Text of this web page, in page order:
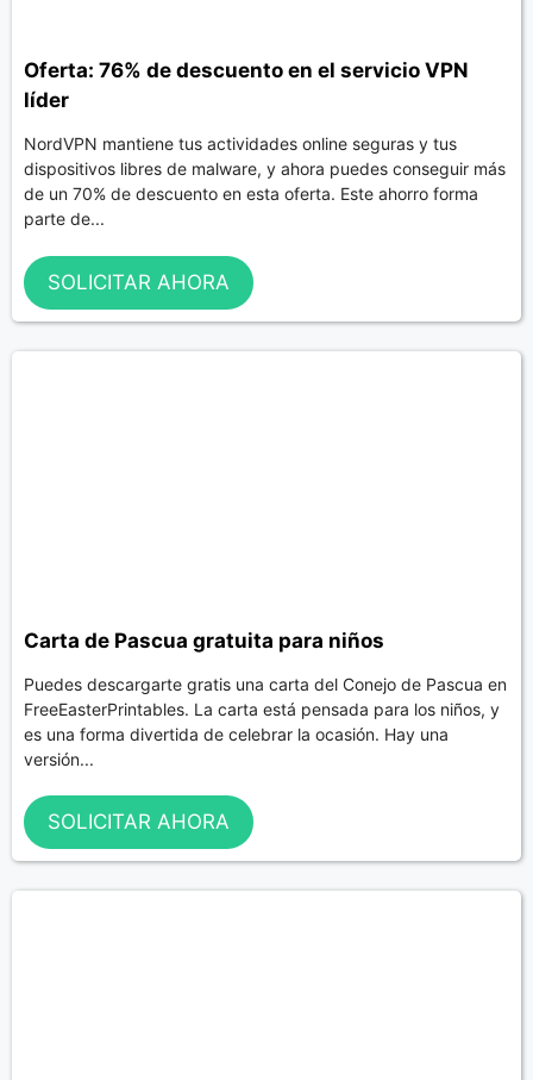
Oferta: 76% de descuento en el servicio VPN
líder
NordVPN mantiene tus actividades online seguras y tus
dispositivos libres de malware, y ahora puedes conseguir más
de un 70% de descuento en esta oferta. Este ahorro forma
parte de...
SOLICITAR AHORA
Carta de Pascua gratuita para niños
Puedes descargarte gratis una carta del Conejo de Pascua en
FreeEasterPrintables. La carta está pensada para los niños, y
es una forma divertida de celebrar la ocasión. Hay una
versión...
SOLICITAR AHORA